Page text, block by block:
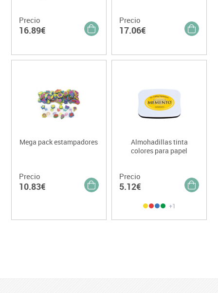
Precio
16.89€
Precio
17.06€
Mega pack estampadores
Precio
10.83€
Almohadillas tinta
colores para papel
Precio
5.12€
+1